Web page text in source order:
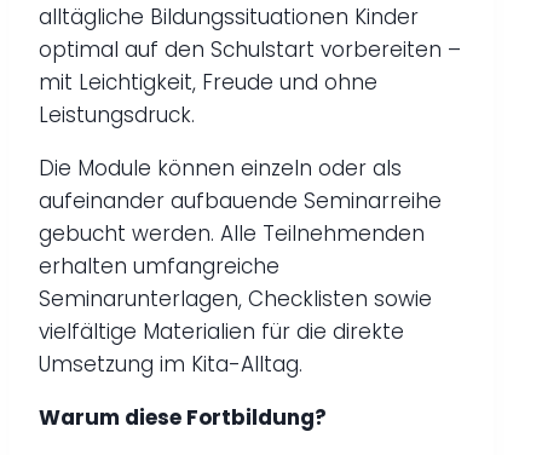
alltägliche Bildungssituationen Kinder
optimal auf den Schulstart vorbereiten –
mit Leichtigkeit, Freude und ohne
Leistungsdruck.
Die Module können einzeln oder als
aufeinander aufbauende Seminarreihe
gebucht werden. Alle Teilnehmenden
erhalten umfangreiche
Seminarunterlagen, Checklisten sowie
vielfältige Materialien für die direkte
Umsetzung im Kita-Alltag.
Warum diese Fortbildung?